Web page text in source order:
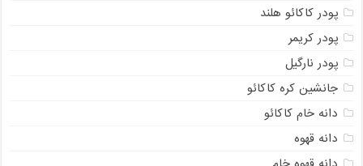
پودر کاکائو هلند
پودر کریمر
پودر نارگیل
جانشین کره کاکائو
دانه خام کاکائو
دانه قهوه